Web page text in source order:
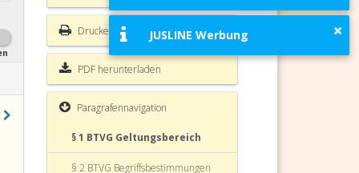
Drucken
PDF herunterladen
Paragrafennavigation
§ 1 BTVG Geltungsbereich
§ 2 BTVG Begriffsbestimmungen
×
JUSLINE Werbung